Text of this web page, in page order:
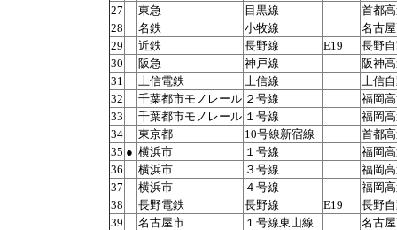
27
東急 目黒線
首都
28
名鉄 小牧線
名古
29
近鉄 長野線 E19
長野
30
阪急 神戸線
阪神
31
上信電鉄 上信線
上信
32
千葉都市モノレール ２号線
福岡
33
千葉都市モノレール １号線
福岡
34
東京都 10号線新宿線
首都
35 ● 横浜市 １号線
福岡
36
横浜市 ３号線
福岡
37
横浜市 ４号線
福岡
38
長野電鉄 長野線 E19
長野
39
名古屋市 １号線東山線
名古